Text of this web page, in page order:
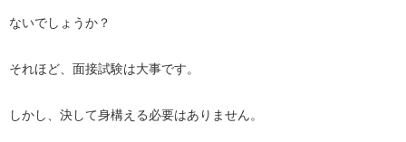
ないでしょうか？
それほど、面接試験は大事です。
しかし、決して身構える必要はありません。